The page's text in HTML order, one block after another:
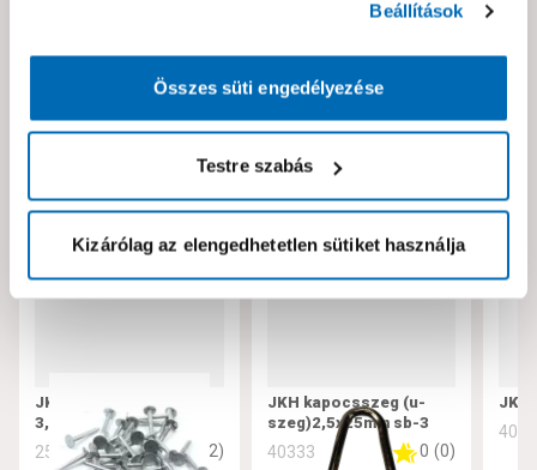
Beállítások
Összes süti engedélyezése
Testre szabás
Kizárólag az elengedhetetlen sütiket használja
Neked ajánljuk!
JKH zsindelyszeg
3,4x20mm
256214 5 2)
JKH kapocsszeg (u-
szeg)2,5x25mm sb-3
40333 0 (0)
JKH